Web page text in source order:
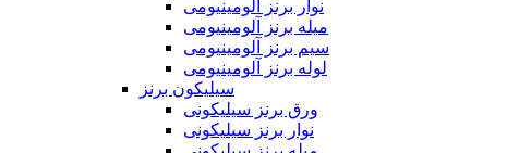
نوار برنز آلومینیومی
میله برنز آلومینیومی
سیم برنز آلومینیومی
لوله برنز آلومینیومی
سیلیکون برنز
ورق برنز سیلیکونی
نوار برنز سیلیکونی